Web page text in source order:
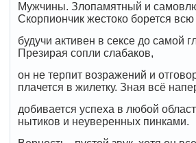
Мужчины. Злопамятный и
Скорпиончик жестоко борется всю
будучи активен в сексе до самой
Презирая сопли слабаков,
он не терпит возражений и
плачется в жилетку. Зная всё
добивается успеха в любой
нытиков и неуверенных пинками.